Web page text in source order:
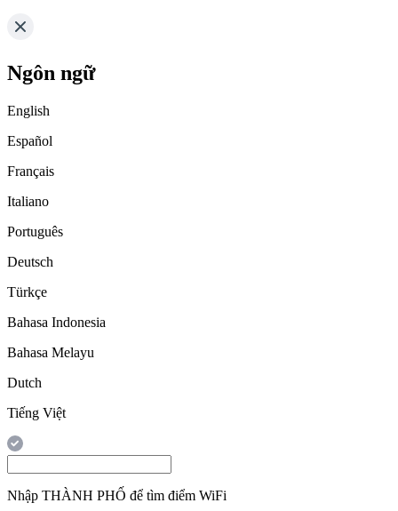
Ngôn ngữ
English
Español
Français
Italiano
Português
Deutsch
Türkçe
Bahasa Indonesia
Bahasa Melayu
Dutch
Tiếng Việt
Nhập THÀNH PHỐ để tìm điểm WiFi